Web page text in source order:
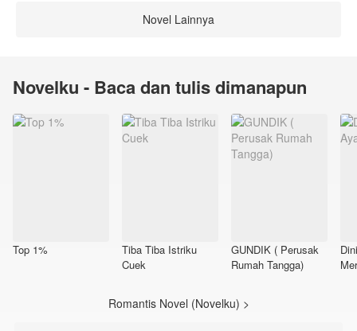
Novel Lainnya
Novelku - Baca dan tulis dimanapun
Top 1%
Tiba Tiba Istriku
Cuek
GUNDIK ( Perusak
Rumah Tangga)
Romantis Novel (Novelku) >